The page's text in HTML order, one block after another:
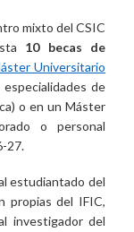
mixto del CSIC
10 becas de
Universitario
de
o en un Máster
o personal
27.
estudiantado del
propias del IFIC,
investigador del